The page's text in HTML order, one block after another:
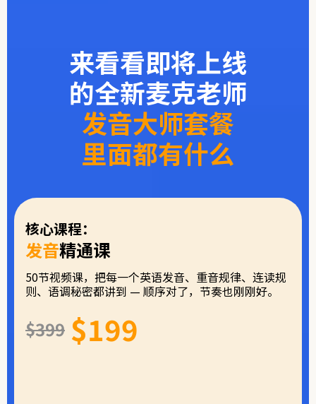
来看看即将上线
的全新麦克老师
发音大师套餐
里面都有什么
核心课程：
发音精通课
50节视频课，把每一个英语发音、重音规律、连读规
则、语调秘密都讲到 — 顺序对了，节奏也刚刚好。
$399 $199